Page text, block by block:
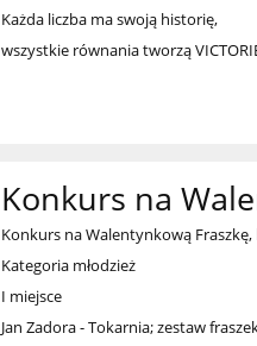
Każda liczba ma swoją historię,
wszystkie równania tworzą
Konkurs na
Konkurs na Walentynkową
Kategoria młodzież
I miejsce
Jan Zadora - Tokarnia; zestaw